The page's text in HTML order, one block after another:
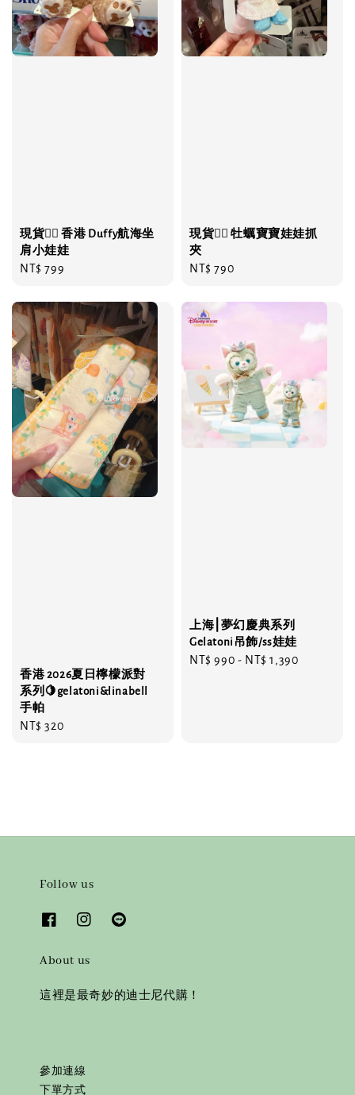
現貨❤️‍🔥 香港 Duffy航海坐
肩小娃娃
Regular
NT$ 799
現貨❤️‍🔥 牡蠣寶寶娃娃抓
夾
Regular
NT$ 790
香港 2026夏日檸檬派對
系列🍋gelatoni&linabell
手帕
Regular
NT$ 320
上海⎮夢幻慶典系列
Gelatoni吊飾/ss娃娃
Regular
NT$ 990 - NT$ 1,390
Follow us
About us
這裡是最奇妙的迪士尼代購！
參加連線
下單方式